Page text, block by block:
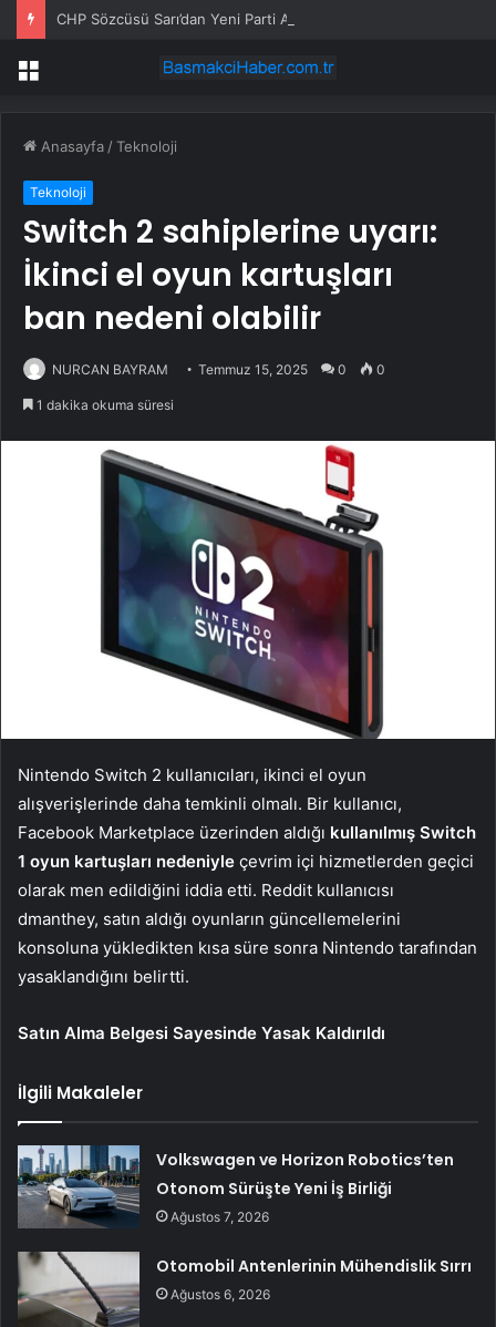
Menü
Anasayfa /Teknoloji
Teknoloji
Switch 2 sahiplerine uyarı:
İkinci el oyun kartuşları
ban nedeni olabilir
NURCAN BAYRAM Temmuz 15, 2025 0 0
1 dakika okuma süresi
Nintendo Switch 2 kullanıcıları, ikinci el oyun
alışverişlerinde daha temkinli olmalı. Bir kullanıcı,
Facebook Marketplace üzerinden aldığı kullanılmış Switch
1 oyun kartuşları nedeniyle çevrim içi hizmetlerden geçici
olarak men edildiğini iddia etti. Reddit kullanıcısı
dmanthey, satın aldığı oyunların güncellemelerini
konsoluna yükledikten kısa süre sonra Nintendo tarafından
yasaklandığını belirtti.
Satın Alma Belgesi Sayesinde Yasak Kaldırıldı
İlgili Makaleler
Volkswagen ve Horizon Robotics’ten
Otonom Sürüşte Yeni İş Birliği
Ağustos 7, 2026
Otomobil Antenlerinin Mühendislik Sırrı
Ağustos 6, 2026